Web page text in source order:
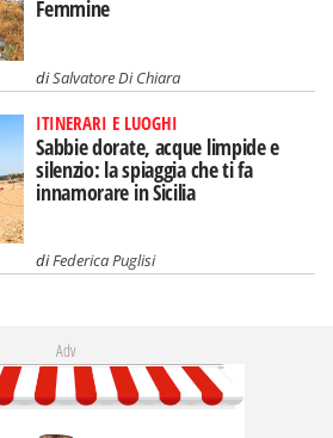
Femmine
diSalvatore Di Chiara
ITINERARI E LUOGHI
Sabbie dorate, acque limpide e
silenzio: la spiaggia che ti fa
innamorare in Sicilia
diFederica Puglisi
Adv